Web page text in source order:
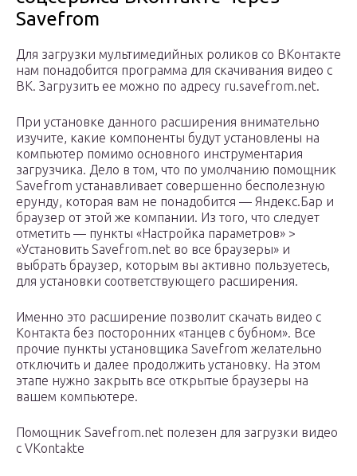
Savefrom
Для загрузки мультимедийных роликов со ВКонтакте
нам понадобится программа для скачивания видео с
ВК. Загрузить ее можно по адресу ru.savefrom.net.
При установке данного расширения внимательно
изучите, какие компоненты будут установлены на
компьютер помимо основного инструментария
загрузчика. Дело в том, что по умолчанию помощник
Savefrom устанавливает совершенно бесполезную
ерунду, которая вам не понадобится — Яндекс.Бар и
браузер от этой же компании. Из того, что следует
отметить — пункты «Настройка параметров» >
«Установить Savefrom.net во все браузеры» и
выбрать браузер, которым вы активно пользуетесь,
для установки соответствующего расширения.
Именно это расширение позволит скачать видео с
Контакта без посторонних «танцев с бубном». Все
прочие пункты установщика Savefrom желательно
отключить и далее продолжить установку. На этом
этапе нужно закрыть все открытые браузеры на
вашем компьютере.
Помощник Savefrom.net полезен для загрузки видео
с VKontakte